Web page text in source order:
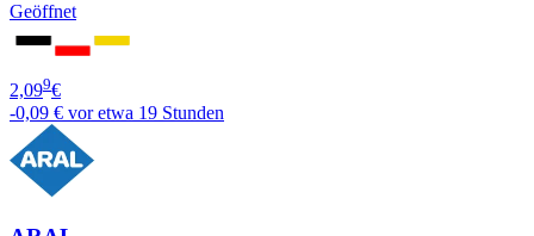
Geöffnet
2,099€
-0,09 € vor etwa 19 Stunden